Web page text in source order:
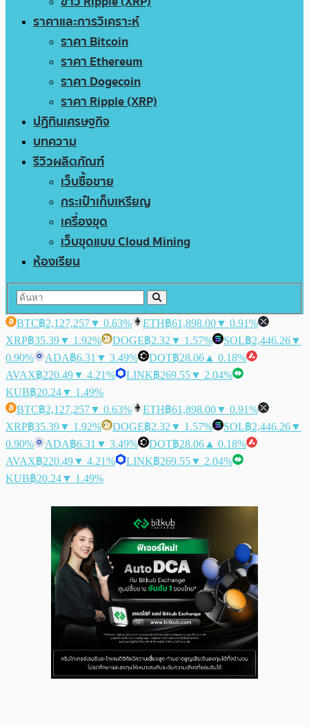
ราคาและการวิเคราะห์
ราคา Bitcoin
ราคา Ethereum
ราคา Dogecoin
ราคา Ripple (XRP)
ปฏิทินเศรษฐกิจ
บทความ
รีวิวผลิตภัณฑ์
เว็บซื้อขาย
กระเป๋าเก็บเหรียญ
เครื่องขุด
เว็บขุดแบบ Cloud Mining
ห้องเรียน
BTC฿2,127,257▼ 0.63% ETH฿61,898.00▼ 0.91%
XRP฿35.39▼ 1.92% DOGE฿2.32 ▼ 1.57% SOL฿2,446.26▼
0.90%
ADA฿6.31 ▼ 3.49% DOT฿28.06 ▲ 0.18%
AVAX฿220.49▼ 4.21% LINK฿269.55▼ 2.04%
KUB฿20.24▼ 1.49%
BTC฿2,127,257▼ 0.63% ETH฿61,898.00▼ 0.91%
XRP฿35.39▼ 1.92% DOGE฿2.32 ▼ 1.57% SOL฿2,446.26▼
0.90%
ADA฿6.31 ▼ 3.49% DOT฿28.06 ▲ 0.18%
AVAX฿220.49▼ 4.21% LINK฿269.55▼ 2.04%
KUB฿20.24▼ 1.49%